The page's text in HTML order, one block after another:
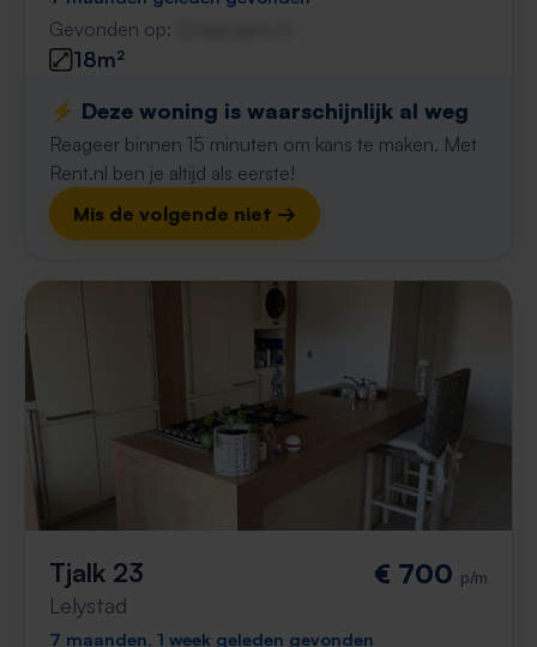
Gevonden op:
18m²
⚡️ Deze woning is waarschijnlijk al weg
Reageer binnen 15 minuten om kans te maken. Met
Rent.nl ben je altijd als eerste!
Mis de volgende niet →
Tjalk 23
Lelystad
€ 700 p/m
7 maanden, 1 week geleden gevonden